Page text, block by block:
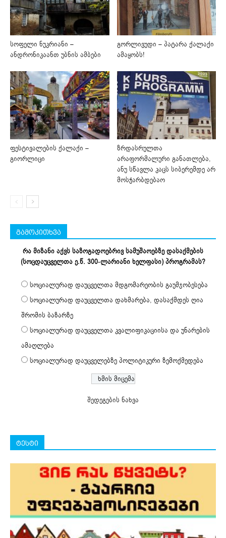
სოფელი ნუკრიანი –
ანდრონიკაანთ უბნის ამბები
გორლივუდი – პატარა ქალაქი
ამაყობს!
ფესტივალების ქალაქი –
გიორლიცი
ზრდასრულთა
არაფორმალური განათლება,
ანუ სწავლა კაცს სიბერემდე არ
მოსჭარბდებაო
გამოკითხვა
რა მიზანი აქვს საზოგადოებრივ სამუშაოებზე დასაქმების
(სოცდაუცველთა ე.წ. 300-ლარიანი ხელფასი) პროგრამას?
სოციალურად დაუცველთა მდგომარეობის გაუმჯობესება
სოციალურად დაუცველთა დახმარება, დასაქმდეს ღია
შრომის ბაზარზე
სოციალურად დაუცველთა კვალიფიკაციისა და უნარების
ამაღლება
სოციალურად დაუცველებზე პოლიტიკური ზემოქმედება
შედეგების ნახვა
ტესტი